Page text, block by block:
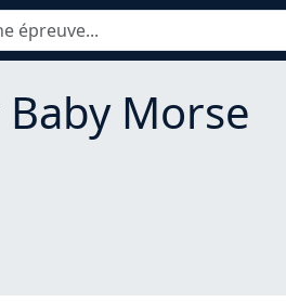
Baby Morse